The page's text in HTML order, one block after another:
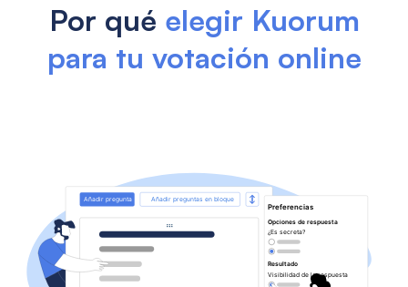
Por qué elegir Kuorum
para tu votación online